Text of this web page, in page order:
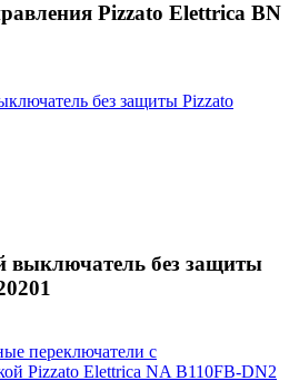
Pizzato Elettrica BN
без защиты